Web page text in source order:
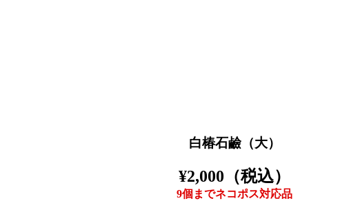
白椿石鹼（大）
¥2,000（税込）
9個までネコポス対応品